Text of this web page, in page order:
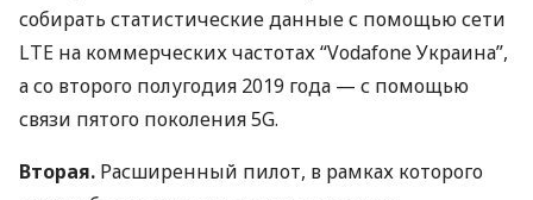
собирать статистические данные с помощью сети
LTE на коммерческих частотах “Vodafone Украина”,
а со второго полугодия 2019 года — с помощью
связи пятого поколения 5G.
Вторая. Расширенный пилот, в рамках которого